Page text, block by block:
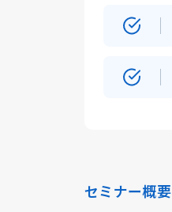
セミナー概要